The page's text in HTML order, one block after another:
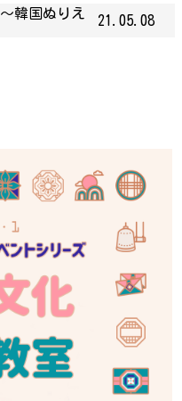
韓国ぬりえ
21.05.08